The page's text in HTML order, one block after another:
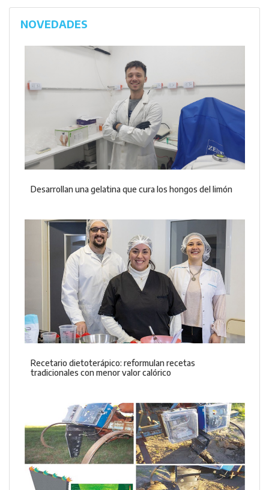
NOVEDADES
Desarrollan una gelatina que cura los hongos del limón
Recetario dietoterápico: reformulan recetas
tradicionales con menor valor calórico